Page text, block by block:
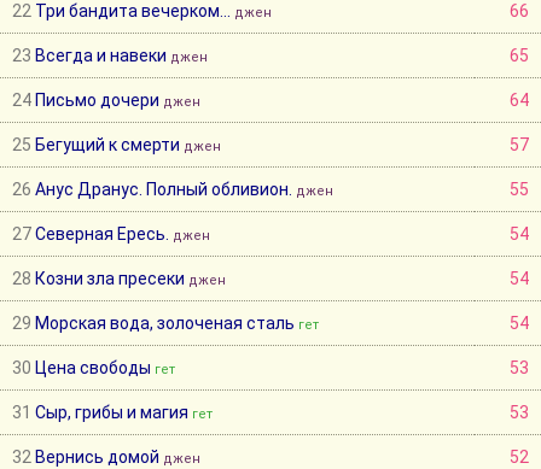
22 Три бандита вечерком... джен 66
23 Всегда и навеки джен 65
24 Письмо дочери джен 64
25 Бегущий к смерти джен 57
26 Анус Дранус. Полный обливион. джен 55
27Северная Ересь. джен 54
28 Козни зла пресеки джен 54
29 Морская вода, золоченая сталь гет 54
30 Цена свободы гет 53
31 Сыр, грибы и магия гет 53
32 Вернись домой джен 52